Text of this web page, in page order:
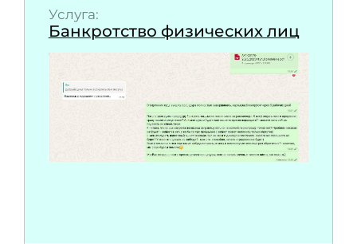
Услуга:
Банкротство физических лиц